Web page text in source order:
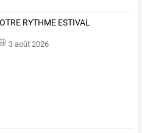
RYTHME ESTIVAL
3 août 2026